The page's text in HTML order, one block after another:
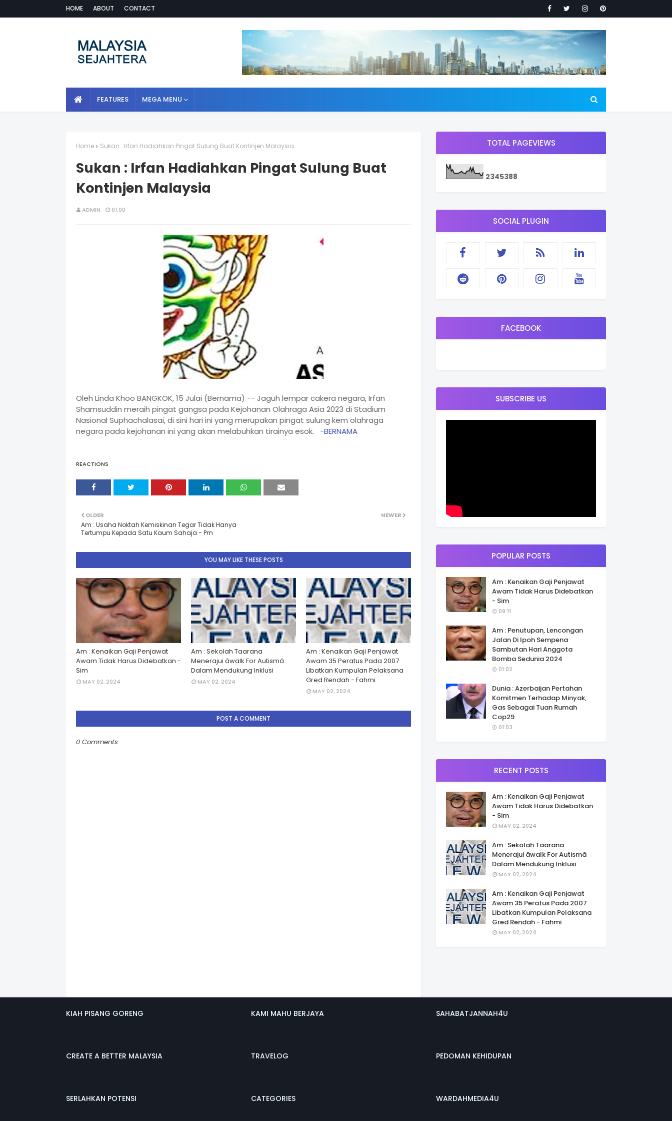
HOME ABOUT CONTACT
FEATURES MEGA MENU
Home Sukan : Irfan Hadiahkan Pingat Sulung Buat Kontinjen Malaysia
Sukan : Irfan Hadiahkan Pingat Sulung Buat
Kontinjen Malaysia
ADMIN 01:00
Oleh Linda Khoo BANGKOK, 15 Julai (Bernama) -- Jaguh lempar cakera negara, Irfan
Shamsuddin meraih pingat gangsa pada Kejohanan Olahraga Asia 2023 di Stadium
Nasional Suphachalasai, di sini hari ini yang merupakan pingat sulung kem olahraga
negara pada kejohanan ini yang akan melabuhkan tirainya esok. -BERNAMA
REACTIONS
NEWER
OLDER
Am : Usaha Noktah Kemiskinan Tegar Tidak Hanya
Tertumpu Kepada Satu Kaum Sahaja - Pm
YOU MAY LIKE THESE POSTS
Am : Kenaikan Gaji Penjawat
Awam Tidak Harus Didebatkan -
Sim
MAY 02, 2024
Am : Sekolah Taarana
Menerajui âwalk For Autismâ
Dalam Mendukung Inklusi
MAY 02, 2024
Am : Kenaikan Gaji Penjawat
Awam 35 Peratus Pada 2007
Libatkan Kumpulan Pelaksana
Gred Rendah - Fahmi
MAY 02, 2024
POST A COMMENT
0 Comments
TOTAL PAGEVIEWS
2345388
SOCIAL PLUGIN
FACEBOOK
SUBSCRIBE US
POPULAR POSTS
Am : Kenaikan Gaji Penjawat
Awam Tidak Harus Didebatkan
- Sim
09:11
Am : Penutupan, Lencongan
Jalan Di Ipoh Sempena
Sambutan Hari Anggota
Bomba Sedunia 2024
01:02
Dunia : Azerbaijan Pertahan
Komitmen Terhadap Minyak,
Gas Sebagai Tuan Rumah
Cop29
01:03
RECENT POSTS
Am : Kenaikan Gaji Penjawat
Awam Tidak Harus Didebatkan
- Sim
MAY 02, 2024
Am : Sekolah Taarana
Menerajui âwalk For Autismâ
Dalam Mendukung Inklusi
MAY 02, 2024
Am : Kenaikan Gaji Penjawat
Awam 35 Peratus Pada 2007
Libatkan Kumpulan Pelaksana
Gred Rendah - Fahmi
MAY 02, 2024
KIAH PISANG GORENG
CREATE A BETTER MALAYSIA
SERLAHKAN POTENSI
KAMI MAHU BERJAYA
TRAVELOG
CATEGORIES
SAHABATJANNAH4U
PEDOMAN KEHIDUPAN
WARDAHMEDIA4U